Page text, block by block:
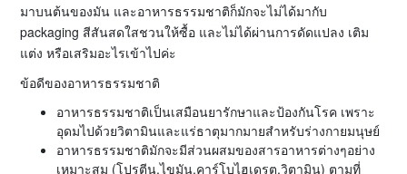
มาบนต้นของมัน และอาหารธรรมชาติก็มักจะไม่ได้มากับ
packaging สีสันสดใสชวนให้ซื้อ และไม่ได้ผ่านการดัดแปลง เติม
แต่ง หรือเสริมอะไรเข้าไปค่ะ
ข้อดีของอาหารธรรมชาติ
อาหารธรรมชาติเป็นเสมือนยารักษาและป้องกันโรค เพราะ
อุดมไปด้วยวิตามินและแร่ธาตุมากมายสำหรับร่างกายมนุษย์
อาหารธรรมชาติมักจะมีส่วนผสมของสารอาหารต่างๆอย่าง
เหมาะสม (โปรตีน,ไขมัน,คาร์โบไฮเดรต,วิตามิน) ตามที่